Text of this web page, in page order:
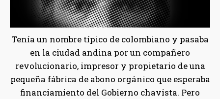
Tenía un nombre típico de colombiano y pasaba
en la ciudad andina por un compañero
revolucionario, impresor y propietario de una
pequeña fábrica de abono orgánico que esperaba
financiamiento del Gobierno chavista. Pero